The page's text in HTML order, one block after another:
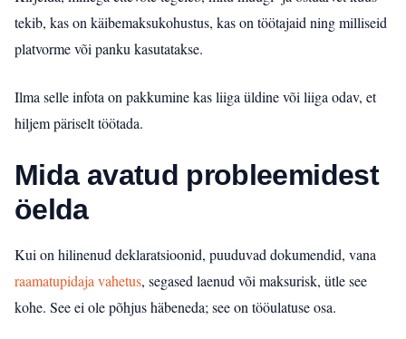
tekib, kas on käibemaksukohustus, kas on töötajaid ning milliseid
platvorme või panku kasutatakse.
Ilma selle infota on pakkumine kas liiga üldine või liiga odav, et
hiljem päriselt töötada.
Mida avatud probleemidest
öelda
Kui on hilinenud deklaratsioonid, puuduvad dokumendid, vana
raamatupidaja vahetus, segased laenud või maksurisk, ütle see
kohe. See ei ole põhjus häbeneda; see on tööulatuse osa.